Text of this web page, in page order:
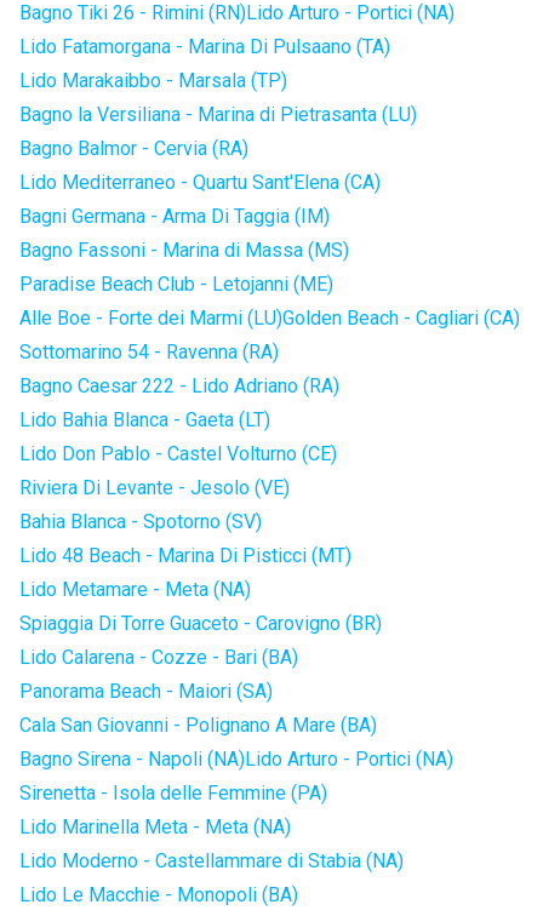
Bagno Tiki 26 - Rimini (RN)Lido Arturo - Portici (NA)
Lido Fatamorgana - Marina Di Pulsaano (TA)
Lido Marakaibbo - Marsala (TP)
Bagno la Versiliana - Marina di Pietrasanta (LU)
Bagno Balmor - Cervia (RA)
Lido Mediterraneo - Quartu Sant'Elena (CA)
Bagni Germana - Arma Di Taggia (IM)
Bagno Fassoni - Marina di Massa (MS)
Paradise Beach Club - Letojanni (ME)
Alle Boe - Forte dei Marmi (LU)Golden Beach - Cagliari (CA)
Sottomarino 54 - Ravenna (RA)
Bagno Caesar 222 - Lido Adriano (RA)
Lido Bahia Blanca - Gaeta (LT)
Lido Don Pablo - Castel Volturno (CE)
Riviera Di Levante - Jesolo (VE)
Bahia Blanca - Spotorno (SV)
Lido 48 Beach - Marina Di Pisticci (MT)
Lido Metamare - Meta (NA)
Spiaggia Di Torre Guaceto - Carovigno (BR)
Lido Calarena - Cozze - Bari (BA)
Panorama Beach - Maiori (SA)
Cala San Giovanni - Polignano A Mare (BA)
Bagno Sirena - Napoli (NA)Lido Arturo - Portici (NA)
Sirenetta - Isola delle Femmine (PA)
Lido Marinella Meta - Meta (NA)
Lido Moderno - Castellammare di Stabia (NA)
Lido Le Macchie - Monopoli (BA)